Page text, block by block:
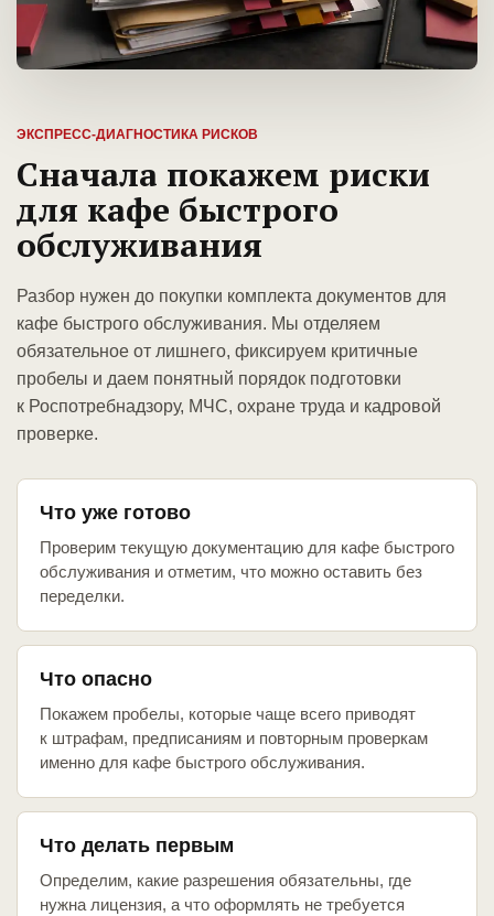
ЭКСПРЕСС-ДИАГНОСТИКА РИСКОВ
Сначала покажем риски
для кафе быстрого
обслуживания
Разбор нужен до покупки комплекта документов для
кафе быстрого обслуживания. Мы отделяем
обязательное от лишнего, фиксируем критичные
пробелы и даем понятный порядок подготовки
к Роспотребнадзору, МЧС, охране труда и кадровой
проверке.
Что уже готово
Проверим текущую документацию для кафе быстрого
обслуживания и отметим, что можно оставить без
переделки.
Что опасно
Покажем пробелы, которые чаще всего приводят
к штрафам, предписаниям и повторным проверкам
именно для кафе быстрого обслуживания.
Что делать первым
Определим, какие разрешения обязательны, где
нужна лицензия, а что оформлять не требуется